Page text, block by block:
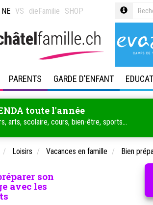
NE VS dieFamilie SHOP
PARENTS GARDE D'ENFANT
toute l'année
arts, scolaire, cours, bien-être, sports...
Loisirs Vacances en famille Bien
son
avec les